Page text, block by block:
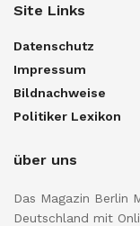
Site Links
Datenschutz
Impressum
Bildnachweise
Politiker Lexikon
über uns
Das Magazin Berlin
Deutschland mit